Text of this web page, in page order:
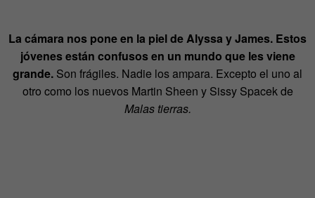
La cámara nos pone en la piel de Alyssa y James. Estos
jóvenes están confusos en un mundo que les viene
grande. Son frágiles. Nadie los ampara. Excepto el uno al
otro como los nuevos Martin Sheen y Sissy Spacek de
Malas tierras.